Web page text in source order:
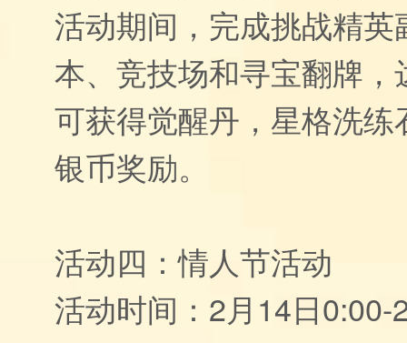
活动期间，完成挑战精
本、竞技场和寻宝翻牌
可获得觉醒丹，星格洗
银币奖励。
活动四：情人节活动
活动时间：2月14日0:00-